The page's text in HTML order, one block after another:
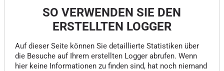
SO VERWENDEN SIE DEN
ERSTELLTEN LOGGER
Auf dieser Seite können Sie detaillierte Statistiken über
die Besuche auf Ihrem erstellten Logger abrufen. Wenn
hier keine Informationen zu finden sind, hat noch niemand